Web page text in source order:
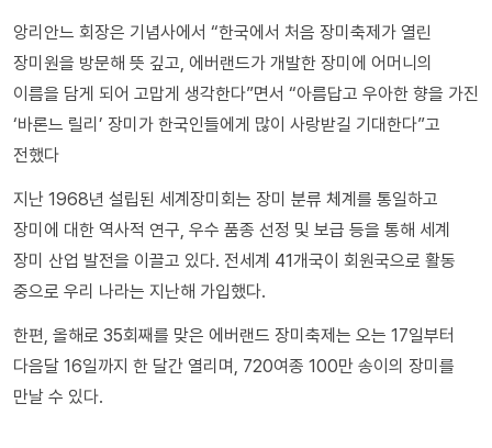
앙리안느 회장은 기념사에서 “한국에서 처음 장미축제가 열린
장미원을 방문해 뜻 깊고, 에버랜드가 개발한 장미에 어머니의
이름을 담게 되어 고맙게 생각한다”면서 “아름답고 우아한 향을 가진
‘바론느 릴리’ 장미가 한국인들에게 많이 사랑받길 기대한다”고
전했다
지난 1968년 설립된 세계장미회는 장미 분류 체계를 통일하고
장미에 대한 역사적 연구, 우수 품종 선정 및 보급 등을 통해 세계
장미 산업 발전을 이끌고 있다. 전세계 41개국이 회원국으로 활동
중으로 우리 나라는 지난해 가입했다.
한편, 올해로 35회째를 맞은 에버랜드 장미축제는 오는 17일부터
다음달 16일까지 한 달간 열리며, 720여종 100만 송이의 장미를
만날 수 있다.